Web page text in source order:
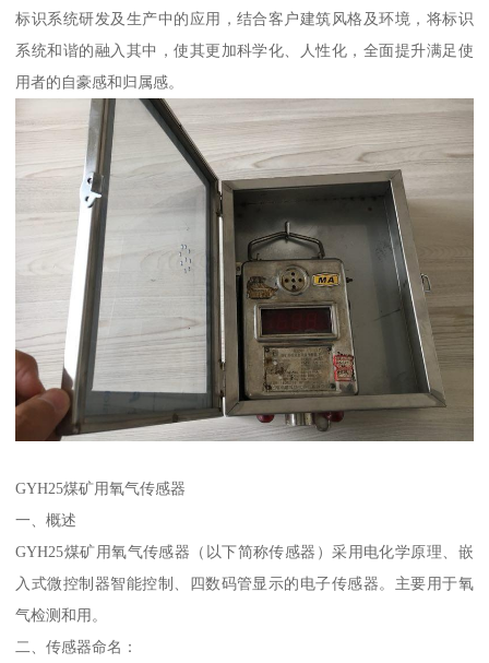
标识系统研发及生产中的应用，结合客户建筑风格及环境，将标识
系统和谐的融入其中，使其更加科学化、人性化，全面提升满足使
用者的自豪感和归属感。
GYH25煤矿用氧气传感器
一、概述
GYH25煤矿用氧气传感器（以下简称传感器）采用电化学原理、嵌
入式微控制器智能控制、四数码管显示的电子传感器。主要用于氧
气检测和用。
二、传感器命名：